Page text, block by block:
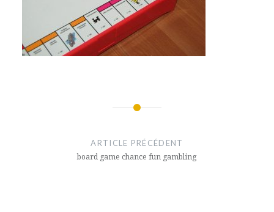
ARTICLE PRÉCÉDENT
board game chance fun gambling